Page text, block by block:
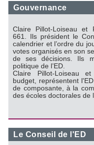
Gouvernance
Claire Pillot-Loiseau et
661. Ils président le
calendrier et l’ordre du
votes organisés en son
de ses décisions. Ils
politique de l’ED.
Claire Pillot-Loiseau
budget, représentent
de composante, à la
des écoles doctorales de
Le Conseil de l'ED